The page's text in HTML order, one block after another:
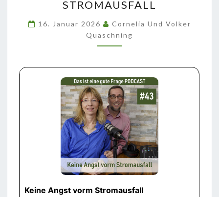
VORM
STROMAUSFALL
STROMAUSFALL
16. Januar 2026
Cornelia Und Volker
Quaschning